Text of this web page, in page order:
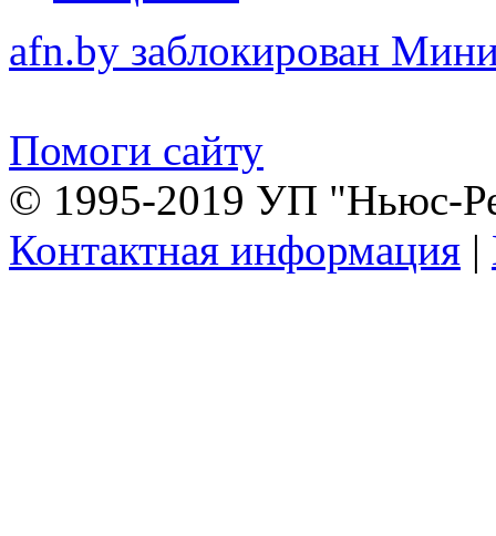
afn.by заблокирован
Помоги сайту
© 1995-2019 УП "Ньюс-
Контактная информация |